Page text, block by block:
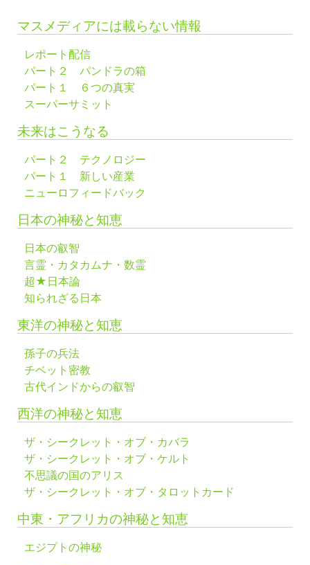
マスメディアには載らない情報
レポート配信
パート２ パンドラの箱
パート１ ６つの真実
スーパーサミット
未来はこうなる
パート２ テクノロジー
パート１ 新しい産業
ニューロフィードバック
日本の神秘と知恵
日本の叡智
言霊・カタカムナ・数霊
超★日本論
知られざる日本
東洋の神秘と知恵
孫子の兵法
チベット密教
古代インドからの叡智
西洋の神秘と知恵
ザ・シークレット・オブ・カバラ
ザ・シークレット・オブ・ケルト
不思議の国のアリス
ザ・シークレット・オブ・タロットカード
中東・アフリカの神秘と知恵
エジプトの神秘